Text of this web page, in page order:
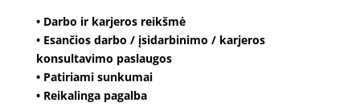
• Darbo ir karjeros reikšmė
• Esančios darbo / įsidarbinimo / karjeros
konsultavimo paslaugos
• Patiriami sunkumai
• Reikalinga pagalba